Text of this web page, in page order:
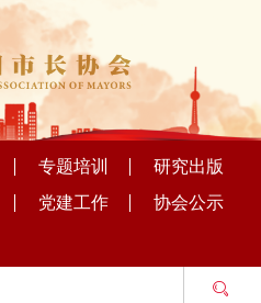
专题培训
研究出版
党建工作
协会公示